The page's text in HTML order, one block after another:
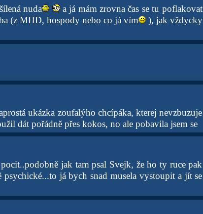
nuda
a já mám zrovna čas se tu poflakovat
(z MHD, hospody nebo co já vím
), jak vždycky
ukázka zoufalýho chcípáka, kterej nevzbuzuje
dát pořádně přes kokos, no ale pobavila jsem se
jak tam psal Svejk, že ho ty ruce pak
já bych snad musela vystoupit a jít se